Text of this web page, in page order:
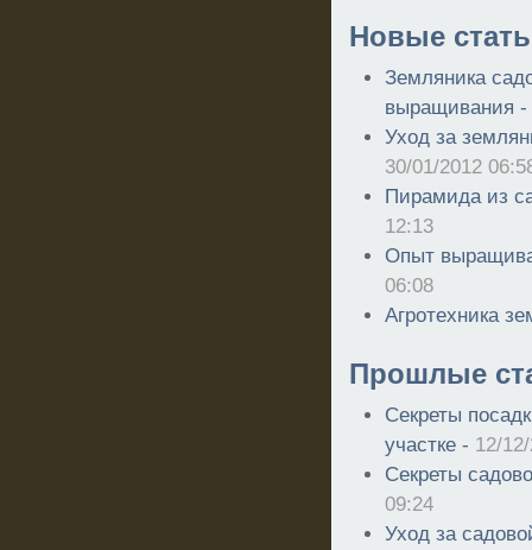
Новые
Земляника
выращивания
Уход за
30/01/2012
Пирамида из
12:13
Опыт
06:08
Агротехника
Прошлые
Секреты
участке - 12/
Секреты
09:24
Уход за